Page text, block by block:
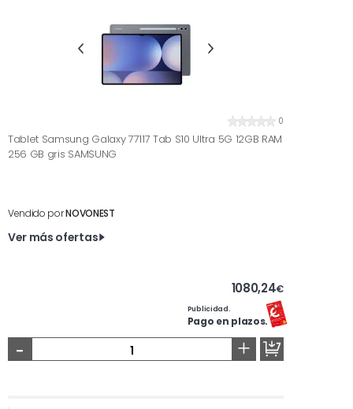
0
Tablet Samsung Galaxy 77117 Tab S10 Ultra 5G 12GB RAM
256 GB gris SAMSUNG
Vendido porNOVONEST
Ver más ofertas
1080,24€
Publicidad.
Pago en plazos.
- +